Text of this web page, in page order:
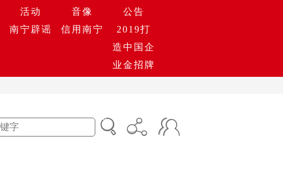
活动 音像
公告
南宁辟谣 信用南宁
2019打
造中国企
业金招牌